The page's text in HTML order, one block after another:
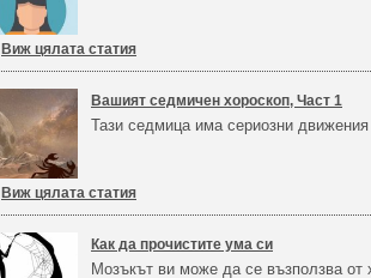
Виж цялата статия
Вашият седмичен хороскоп, Част 1
Тази седмица има сериозни движения
Виж цялата статия
Как да прочистите ума си
Мозъкът ви може да се възползва от